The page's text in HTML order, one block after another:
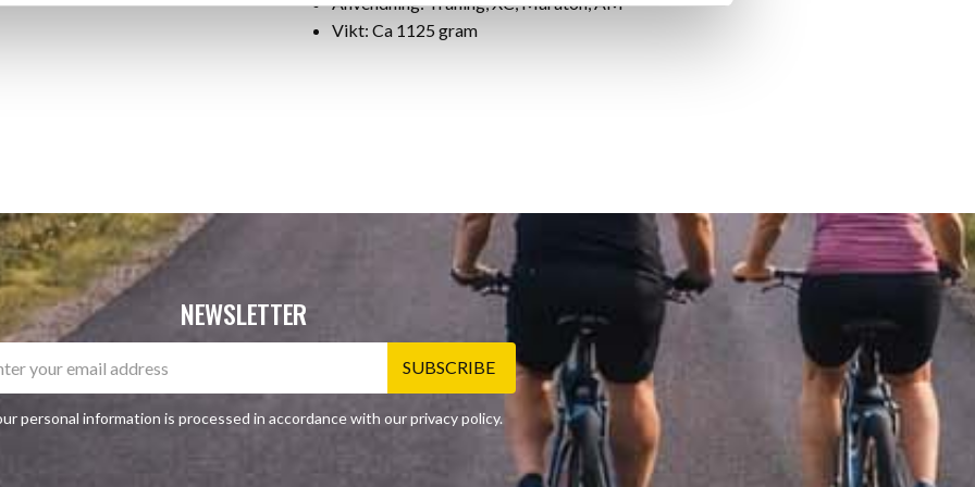
Vikt: Ca 1125 gram
NEWSLETTER
SUBSCRIBE
personal information is processed in accordance with ourprivacy policy.